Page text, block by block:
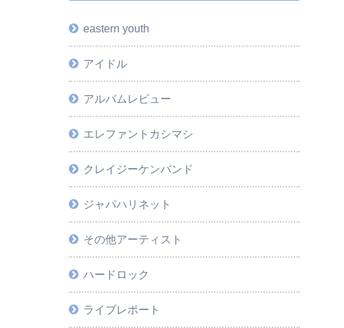
eastern youth
アイドル
アルバムレビュー
エレファントカシマシ
クレイジーケンバンド
ジャパハリネット
その他アーティスト
ハードロック
ライブレポート